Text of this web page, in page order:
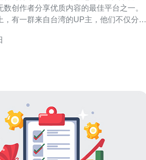
数创作者分享优质内容的最佳平台之一。
，有一群来自台湾的UP主，他们不仅分享
。在这篇文章中，我们将深入探讨这些台